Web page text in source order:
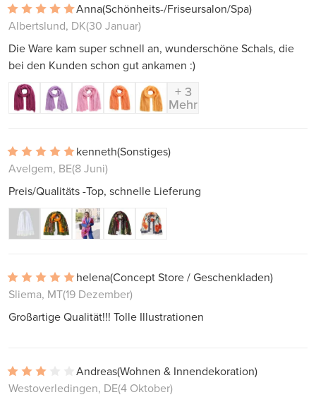
Anna(Schönheits-/Friseursalon/Spa)
Albertslund, DK(30 Januar)
Die Ware kam super schnell an, wunderschöne Schals, die
bei den Kunden schon gut ankamen :)
+ 3
Mehr
kenneth(Sonstiges)
Avelgem, BE(8 Juni)
Preis/Qualitäts -Top, schnelle Lieferung
helena(Concept Store / Geschenkladen)
Sliema, MT(19 Dezember)
Großartige Qualität!!! Tolle Illustrationen
Andreas(Wohnen & Innendekoration)
Westoverledingen, DE(4 Oktober)